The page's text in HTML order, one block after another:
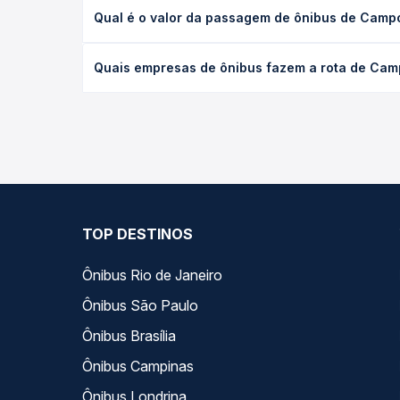
(convencional, executivo ou leito) e as condições
Qual é o valor da passagem de ônibus de
empresa, o tipo de poltrona e a antecedência da
Quais empresas de ônibus fazem a rota de
TOP DESTINOS
Ônibus Rio de Janeiro
Ônibus São Paulo
Ônibus Brasília
Ônibus Campinas
Ônibus Londrina